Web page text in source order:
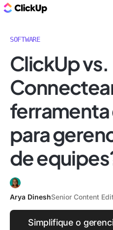
SOFTWARE
ClickUp vs.
ferramenta
para
de
Arya DineshSenior Content
Simplifique o